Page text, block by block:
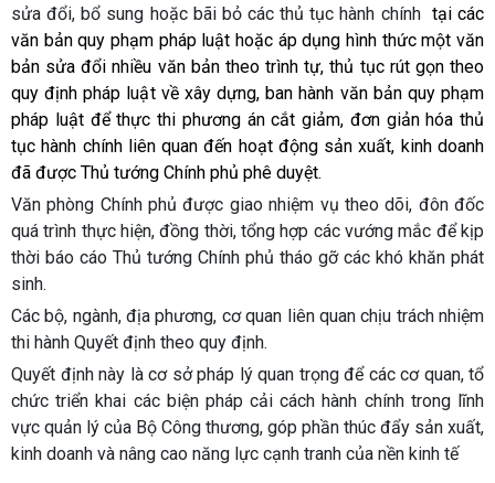
sửa đổi, bổ sung hoặc bãi bỏ các thủ tục hành chính tại các
văn bản quy phạm pháp luật hoặc áp dụng hình thức một văn
bản sửa đổi nhiều văn bản theo trình tự, thủ tục rút gọn theo
quy định pháp luật về xây dựng, ban hành văn bản quy phạm
pháp luật để thực thi phương án cắt giảm, đơn giản hóa thủ
tục hành chính liên quan đến hoạt động sản xuất, kinh doanh
đã được Thủ tướng Chính phủ phê duyệt.
Văn phòng Chính phủ được giao nhiệm vụ theo dõi, đôn đốc
quá trình thực hiện, đồng thời, tổng hợp các vướng mắc để kịp
thời báo cáo Thủ tướng Chính phủ tháo gỡ các khó khăn phát
sinh.
Các bộ, ngành, địa phương, cơ quan liên quan chịu trách nhiệm
thi hành Quyết định theo quy định.
Quyết định này là cơ sở pháp lý quan trọng để các cơ quan, tổ
chức triển khai các biện pháp cải cách hành chính trong lĩnh
vực quản lý của Bộ Công thương, góp phần thúc đẩy sản xuất,
kinh doanh và nâng cao năng lực cạnh tranh của nền kinh tế